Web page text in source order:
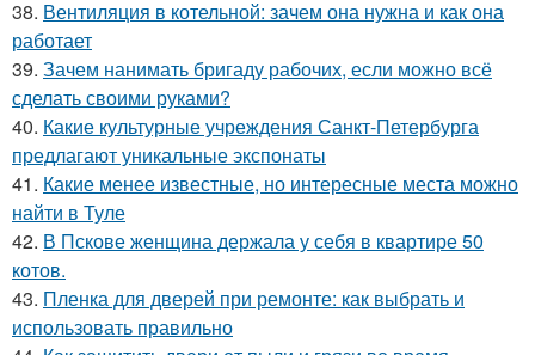
38. Вентиляция в котельной: зачем она нужна и как она
работает
39. Зачем нанимать бригаду рабочих, если можно всё
сделать своими руками?
40. Какие культурные учреждения Санкт-Петербурга
предлагают уникальные экспонаты
41. Какие менее известные, но интересные места можно
найти в Туле
42. В Пскове женщина держала у себя в квартире 50
котов.
43. Пленка для дверей при ремонте: как выбрать и
использовать правильно